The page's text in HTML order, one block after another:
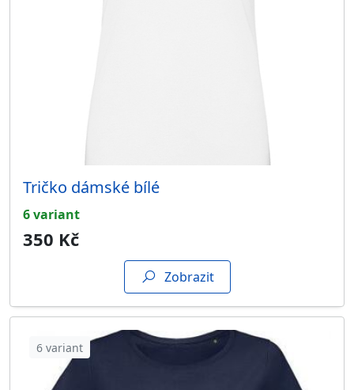
Tričko dámské bílé
6 variant
350 Kč
Zobrazit
6 variant